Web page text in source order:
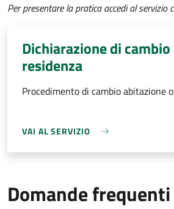
Per presentare la pratica accedi al servizio
Dichiarazione di
residenza
Procedimento di cambio abitazione
VAI AL SERVIZIO
Domande frequenti